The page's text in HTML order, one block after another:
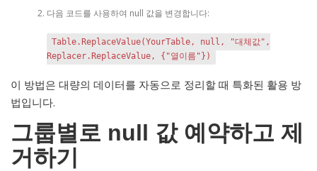
다음 코드를 사용하여 null 값을 변경합니다:
Table.ReplaceValue(YourTable, null, "대체값",
Replacer.ReplaceValue, {"열이름"})
이 방법은 대량의 데이터를 자동으로 정리할 때 특화된 활용 방
법입니다.
그룹별로 null 값 예약하고 제
거하기